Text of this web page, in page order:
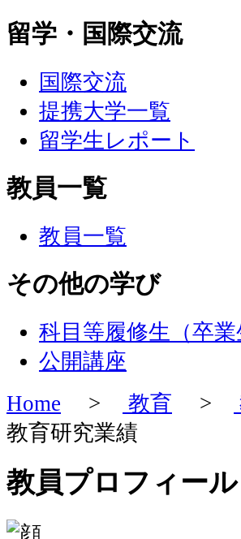
留学・国際交流
国際交流
提携大学一覧
留学生レポート
教員一覧
教員一覧
その他の学び
科目等履修生（卒
公開講座
Home > 教育 >
教育研究業績
教員プロフィー